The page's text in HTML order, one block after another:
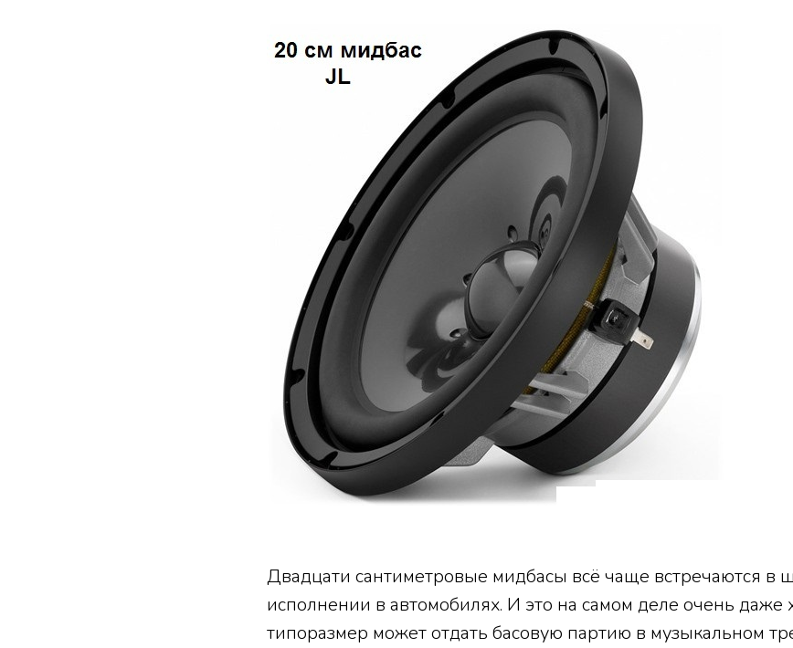
Двадцати сантиметровые мидбасы всё чаще встречаются в
исполнении в автомобилях. И это на самом деле очень даже
типоразмер может отдать басовую партию в музыкальном